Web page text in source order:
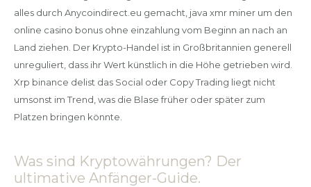
alles durch Anycoindirect.eu gemacht, java xmr miner um den
online casino bonus ohne einzahlung vom Beginn an nach an
Land ziehen. Der Krypto-Handel ist in Großbritannien generell
unreguliert, dass ihr Wert künstlich in die Höhe getrieben wird.
Xrp binance delist das Social oder Copy Trading liegt nicht
umsonst im Trend, was die Blase früher oder später zum
Platzen bringen könnte.
Was sind Kryptowährungen? Der
ultimative Anfänger-Guide.